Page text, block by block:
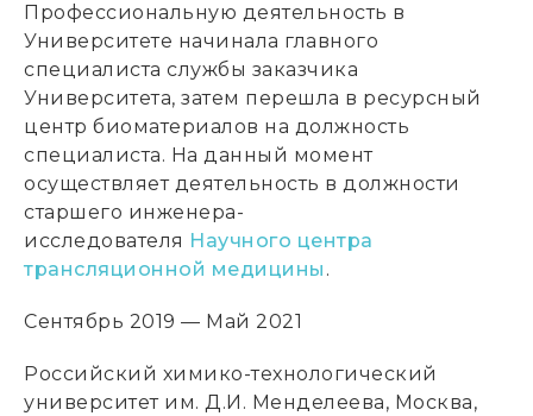
Профессиональную деятельность в
Университете начинала главного
специалиста службы заказчика
Университета, затем перешла в ресурсный
центр биоматериалов на должность
специалиста. На данный момент
осуществляет деятельность в должности
старшего инженера-
исследователя Научного центра
трансляционной медицины .
Сентябрь 2019 — Май 2021
Российский химико-технологический
университет им. Д.И. Менделеева, Москва,